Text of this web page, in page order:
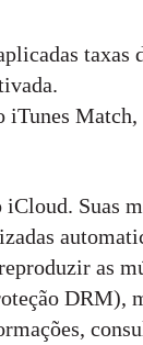
taxas
iTunes Match,
iCloud. Suas
as
DRM),